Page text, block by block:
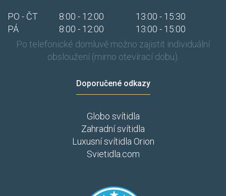
PO - ČT 8:00 - 12:00
13:00 - 15:30
PÁ
8:00 - 12:00
13:00 - 15:00
Po telefonické domluvě možno zajistit individuální
obsloužení (mimo otevírací dobu).
Doporučené odkazy
Globo svítidla
Zahradní svítidla
Luxusní svítidla Orion
Svietidla.com